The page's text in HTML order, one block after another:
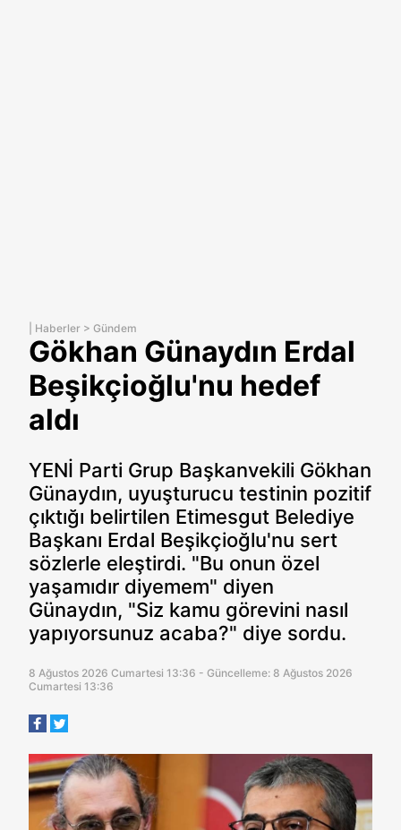
Haberler > Gündem
Gökhan Günaydın Erdal
Beşikçioğlu'nu hedef
aldı
YENİ Parti Grup Başkanvekili Gökhan
Günaydın, uyuşturucu testinin pozitif
çıktığı belirtilen Etimesgut Belediye
Başkanı Erdal Beşikçioğlu'nu sert
sözlerle eleştirdi. "Bu onun özel
yaşamıdır diyemem" diyen
Günaydın, "Siz kamu görevini nasıl
yapıyorsunuz acaba?" diye sordu.
8 Ağustos 2026 Cumartesi 13:36 - Güncelleme: 8 Ağustos 2026
Cumartesi 13:36